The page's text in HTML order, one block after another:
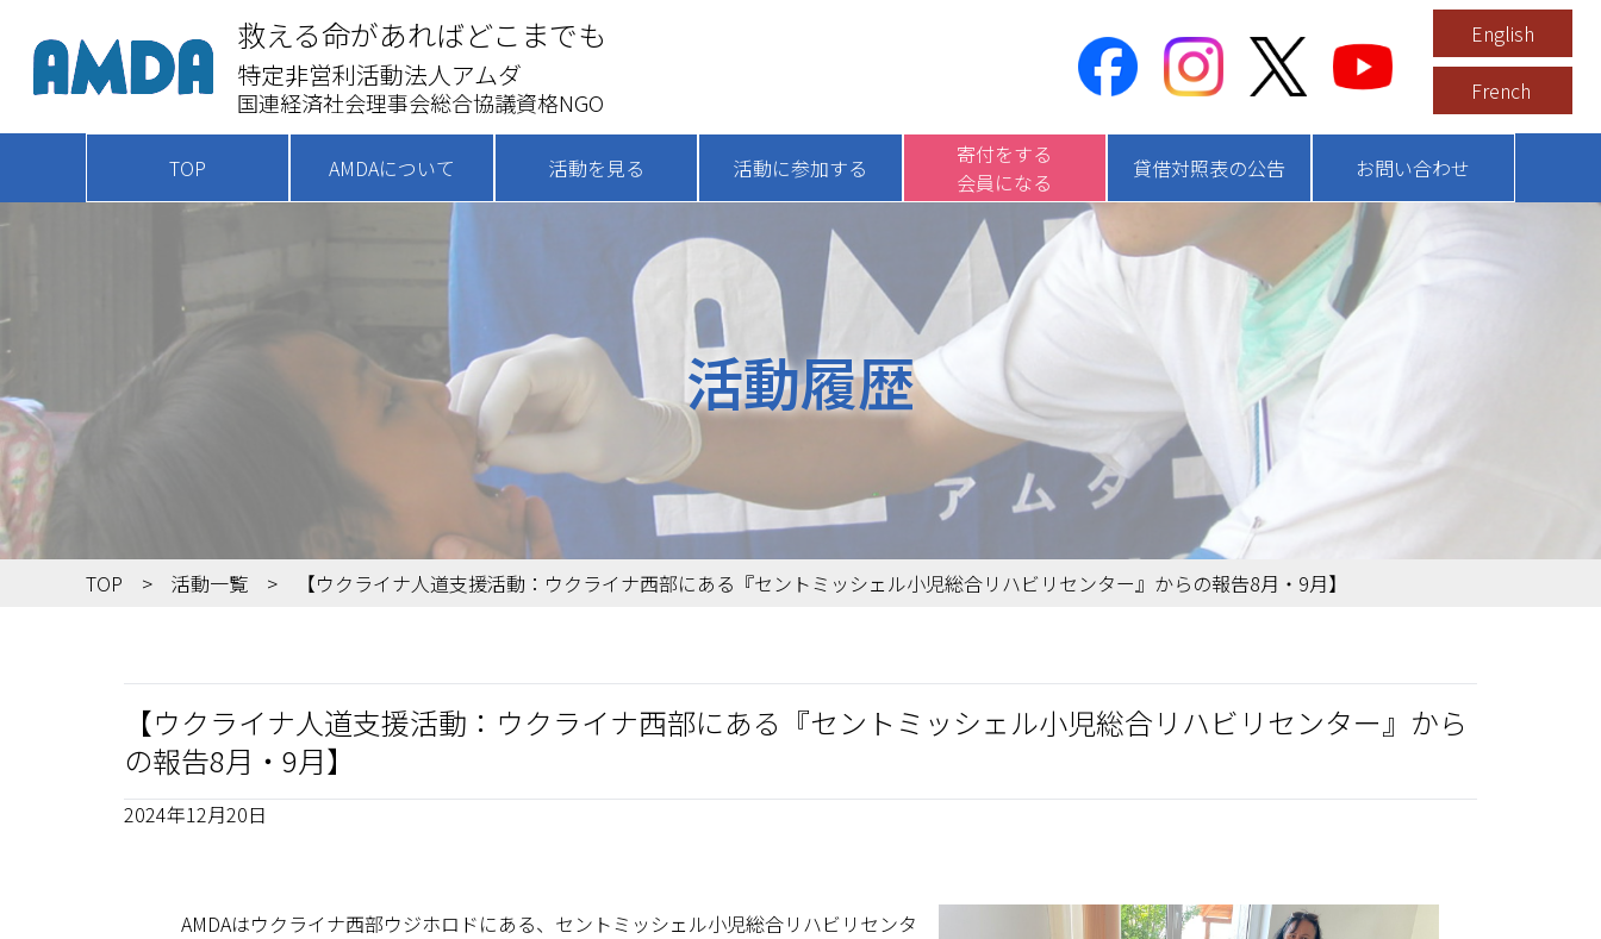
救える命があればどこまでも
特定非営利活動法人アムダ
国連経済社会理事会総合協議資格NGO
English
French
TOP AMDAについて 活動を見る 活動に参加する
寄付をする
会員になる
貸借対照表の公告 お問い合わせ
活動履歴
TOP 活動一覧 【ウクライナ人道支援活動：ウクライナ西部にある『セントミッシェル小児総合リハビリセンター』からの報告8月・9月】
【ウクライナ人道支援活動：ウクライナ西部にある『セントミッシェル小児総合リハビリセンター』から
の報告8月・9月】
2024年12月20日
AMDAはウクライナ西部ウジホロドにある、セントミッシェル小児総合リハビリセンタ